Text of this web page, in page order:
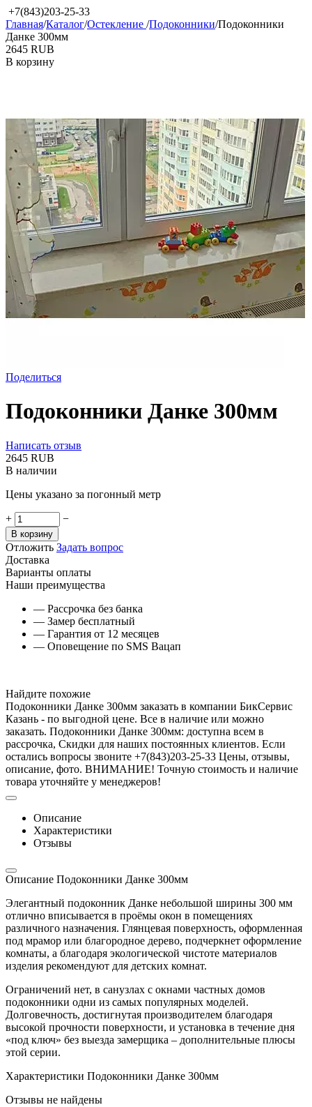
+7(843)203-25-33
Главная/Каталог/Остекление /Подоконники/Подоконники
Данке 300мм
‍2645‍ RUB
В корзину
Поделиться
Подоконники Данке 300мм
Написать отзыв
‍2645‍ RUB
В наличии
Цены указано за погонный метр
+ −
В корзину
Отложить Задать вопрос
Доставка
Варианты оплаты
Наши преимущества
— Рассрочка без банка
— Замер бесплатный
— Гарантия от 12 месяцев
— Оповещение по SMS Вацап
Найдите похожие
Подоконники Данке 300мм заказать в компании БикСервис
Казань - по выгодной цене. Все в наличие или можно
заказать. Подоконники Данке 300мм: доступна всем в
рассрочка, Скидки для наших постоянных клиентов. Если
остались вопросы звоните +7(843)203-25-33 Цены, отзывы,
описание, фото. ВНИМАНИЕ! Точную стоимость и наличие
товара уточняйте у менеджеров!
Описание
Характеристики
Отзывы
Описание Подоконники Данке 300мм
Элегантный подоконник Данке небольшой ширины 300 мм
отлично вписывается в проёмы окон в помещениях
различного назначения. Глянцевая поверхность, оформленная
под мрамор или благородное дерево, подчеркнет оформление
комнаты, а благодаря экологической чистоте материалов
изделия рекомендуют для детских комнат.
Ограничений нет, в санузлах с окнами частных домов
подоконники одни из самых популярных моделей.
Долговечность, достигнутая производителем благодаря
высокой прочности поверхности, и установка в течение дня
«под ключ» без выезда замерщика – дополнительные плюсы
этой серии.
Характеристики Подоконники Данке 300мм
Отзывы не найдены